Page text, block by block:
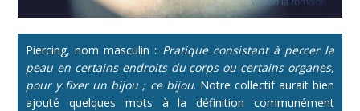
Piercing, nom masculin : Pratique consistant à percer la
peau en certains endroits du corps ou certains organes,
pour y fixer un bijou ; ce bijou. Notre collectif aurait bien
ajouté quelques mots à la définition communément